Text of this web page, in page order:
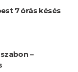
7 órás késés
–